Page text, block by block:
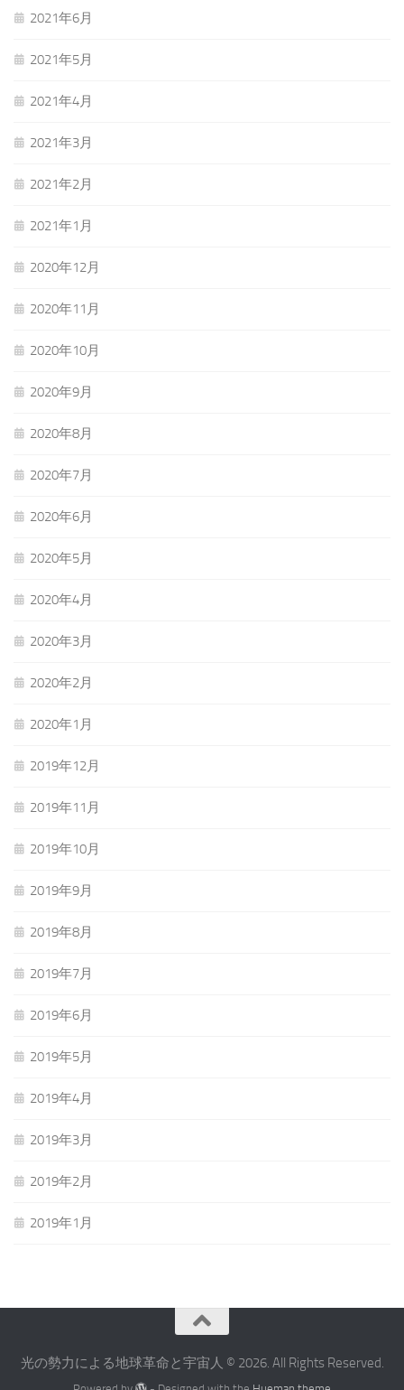
2021年6月
2021年5月
2021年4月
2021年3月
2021年2月
2021年1月
2020年12月
2020年11月
2020年10月
2020年9月
2020年8月
2020年7月
2020年6月
2020年5月
2020年4月
2020年3月
2020年2月
2020年1月
2019年12月
2019年11月
2019年10月
2019年9月
2019年8月
2019年7月
2019年6月
2019年5月
2019年4月
2019年3月
2019年2月
2019年1月
光の勢力による地球革命と宇宙人 © 2026. All Rights Reserved.